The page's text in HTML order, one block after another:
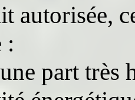
autorisée,
:
part très